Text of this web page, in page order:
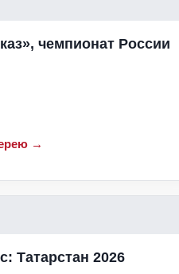
чемпионат России
→
Татарстан 2026